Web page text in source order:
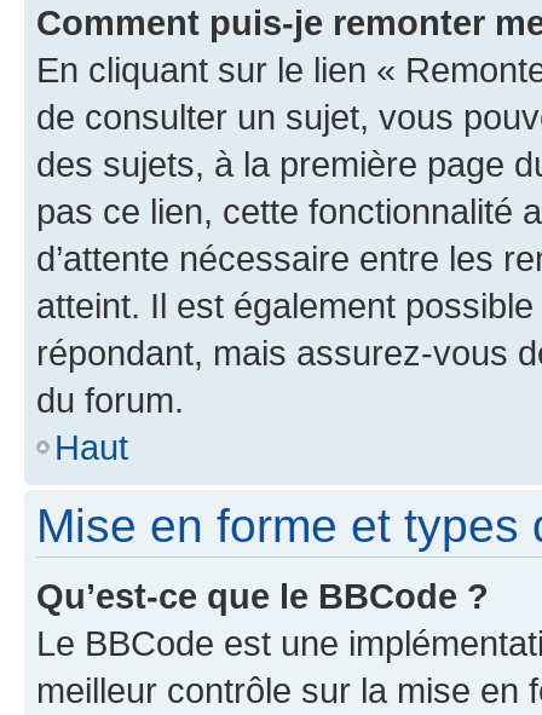
Comment puis-je remonter
En cliquant sur le lien «
de consulter un sujet, vous
des sujets, à la première page
pas ce lien, cette fonctionnalité
d’attente nécessaire entre les
atteint. Il est également
répondant, mais assurez-vous
du forum.
Haut
Mise en forme et types
Qu’est-ce que le BBCode ?
Le BBCode est une
meilleur contrôle sur la mise en